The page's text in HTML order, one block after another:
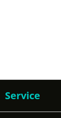
Service